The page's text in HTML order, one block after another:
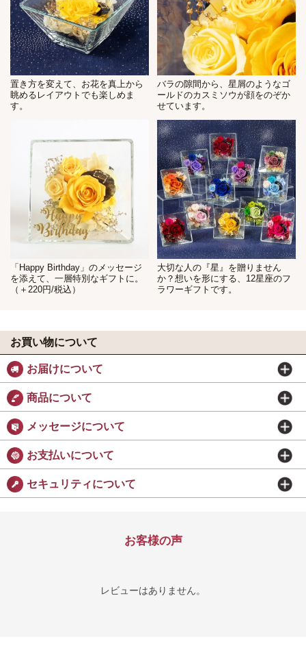
置き方を変えて、お花を真上から
眺めるレイアウトでも楽しめま
す。
バラの隙間から、星屑のようなゴ
ールドのカスミソウが顔をのぞか
せています。
「Happy Birthday」のメッセージ
を添えて、一層特別なギフトに。
（＋220円/税込）
大切な人の『星』を贈りません
か？想いを形にする、12星座のフ
ラワーギフトです。
お買い物について
お届けについて
商品について
メッセージについて
お支払いについて
セキュリティについて
お客様の声
レビューはありません。